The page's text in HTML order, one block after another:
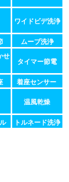
ワイドビデ洗浄
ムーブ洗浄
せ
タイマー節電
着座センサー
温風乾燥
トルネード洗浄